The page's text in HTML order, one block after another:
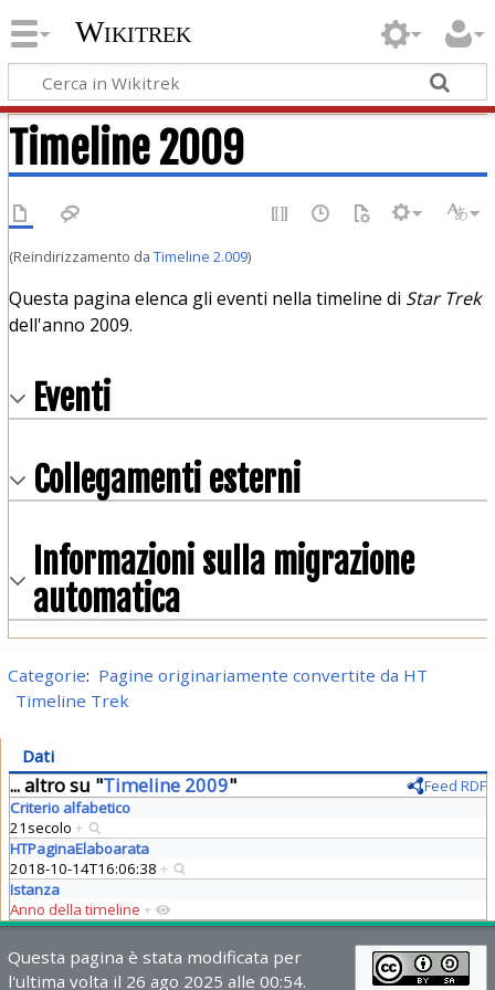
Wikitrek
Timeline 2009
(Reindirizzamento da Timeline 2.009)
Questa pagina elenca gli eventi nella timeline di Star Trek
dell'anno 2009.
Eventi
Collegamenti esterni
Informazioni sulla migrazione
automatica
Categorie: Pagine originariamente convertite da HT
Timeline Trek
Dati
... altro su "Timeline 2009"
Feed RDF
Criterio alfabetico
21secolo +
HTPaginaElaboarata
2018-10-14T16:06:38 +
Istanza
Anno della timeline +
Questa pagina è stata modificata per
l'ultima volta il 26 ago 2025 alle 00:54.